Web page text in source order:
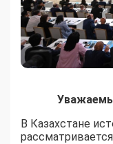
В Казахстане